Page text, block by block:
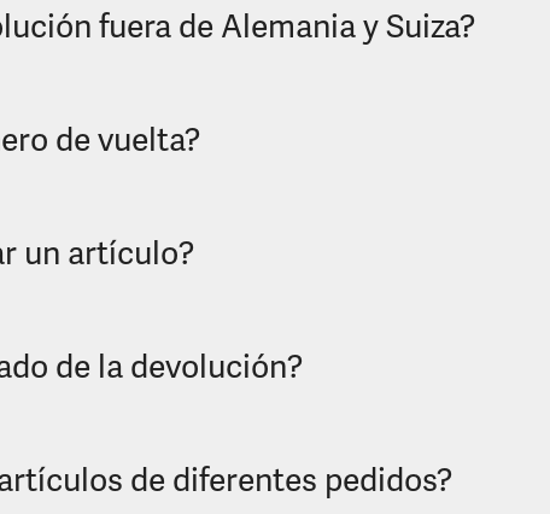
fuera de Alemania y Suiza?
de vuelta?
un artículo?
de la devolución?
de diferentes pedidos?